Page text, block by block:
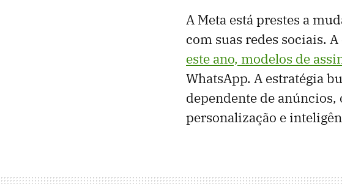
A Meta está prestes a
com suas redes sociais.
este ano, modelos de
WhatsApp. A estratégia
dependente de
personalização e